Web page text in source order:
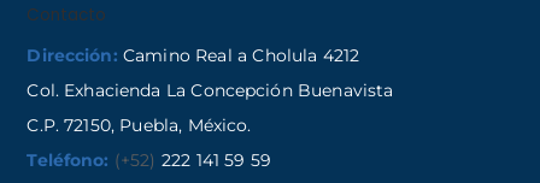
Contacto
Dirección: Camino Real a Cholula 4212
Col. Exhacienda La Concepción Buenavista
C.P. 72150, Puebla, México.
Teléfono: (+52) 222 141 59 59